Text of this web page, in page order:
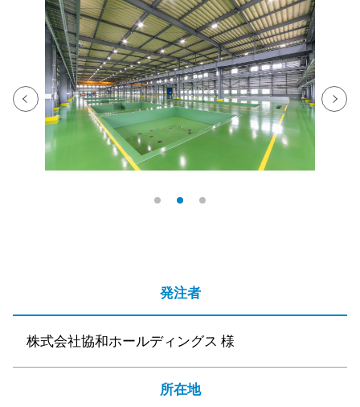
発注者
株式会社協和ホールディングス 様
所在地